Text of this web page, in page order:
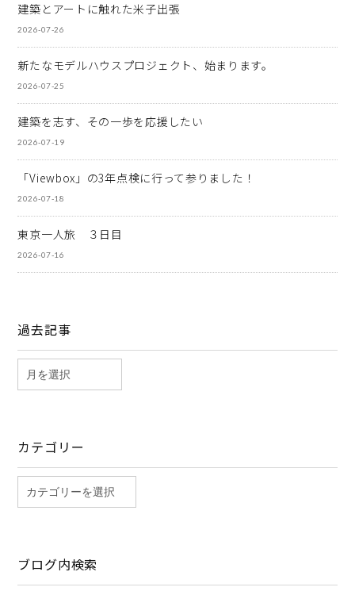
建築とアートに触れた米子出張
2026-07-26
新たなモデルハウスプロジェクト、始まります。
2026-07-25
建築を志す、その一歩を応援したい
2026-07-19
「Viewbox」の3年点検に行って参りました！
2026-07-18
東京一人旅 ３日目
2026-07-16
過去記事
カテゴリー
ブログ内検索